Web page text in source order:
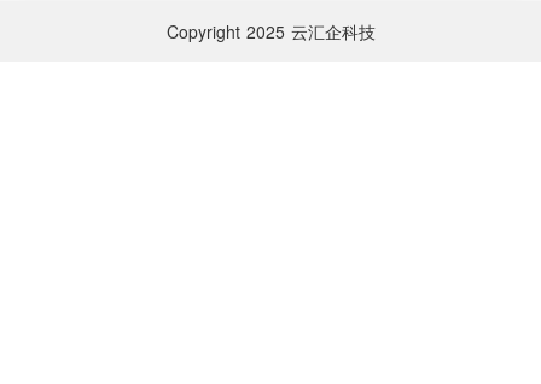
Copyright 2025 云汇企科技